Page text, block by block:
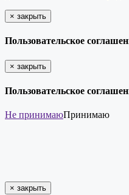
× закрыть
Пользовательское
× закрыть
Пользовательское
Не принимаюПринимаю
× закрыть